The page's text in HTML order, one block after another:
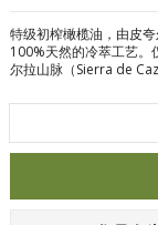
特级初榨橄榄油，由皮
100%天然的冷萃工艺。
尔拉山脉（Sierra de